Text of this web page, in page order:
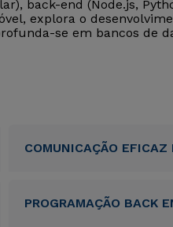
back-end (Node.js,
explora o
se em bancos de
COMUNICAÇÃO EFICAZ
PROGRAMAÇÃO BACK